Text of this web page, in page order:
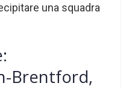
una squadra
Brentford,